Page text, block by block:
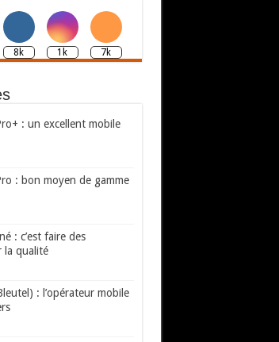
8k 1k 7k
: un excellent mobile
: bon moyen de gamme
: c’est faire des
la qualité
: l’opérateur mobile